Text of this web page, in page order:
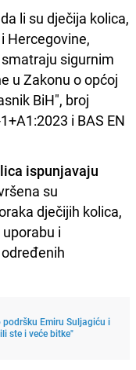
li su dječija kolica,
Hercegovine,
sigurnim
u Zakonu o općoj
BiH", broj
i BAS EN
ispunjavaju
su
dječijih kolica,
i
podršku Emiru Suljagiću i
ste i veće bitke"